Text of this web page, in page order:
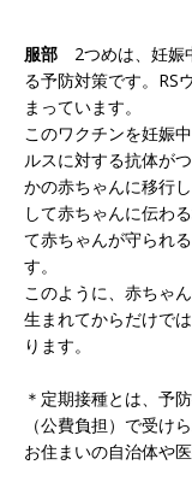
服部 2つめは、妊娠
る予防対策です。RS
まっています。
このワクチンを妊娠
ルスに対する抗体が
かの赤ちゃんに移行
して赤ちゃんに伝わ
て赤ちゃんが守られ
す。
このように、赤ちゃ
生まれてからだけで
ります。
＊定期接種とは、予
（公費負担）で受け
お住まいの自治体や